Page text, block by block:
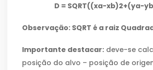
D = SQRT((xa-xb)2+(ya-yb
Observação: SQRT é a raiz
Importante destacar: deve-se
posição do alvo – posição de